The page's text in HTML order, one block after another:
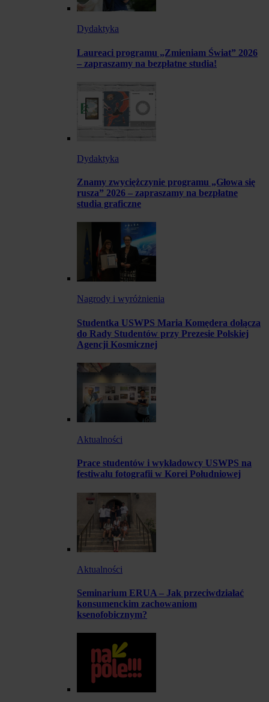
Dydaktyka
Laureaci programu „Zmieniam Świat” 2026
– zapraszamy na bezpłatne studia!
Dydaktyka
Znamy zwyciężczynie programu „Głowa się
rusza” 2026 – zapraszamy na bezpłatne
studia graficzne
Nagrody i wyróżnienia
Studentka USWPS Maria Komędera dołącza
do Rady Studentów przy Prezesie Polskiej
Agencji Kosmicznej
Aktualności
Prace studentów i wykładowcy USWPS na
festiwalu fotografii w Korei Południowej
Aktualności
Seminarium ERUA – Jak przeciwdziałać
konsumenckim zachowaniom
ksenofobicznym?